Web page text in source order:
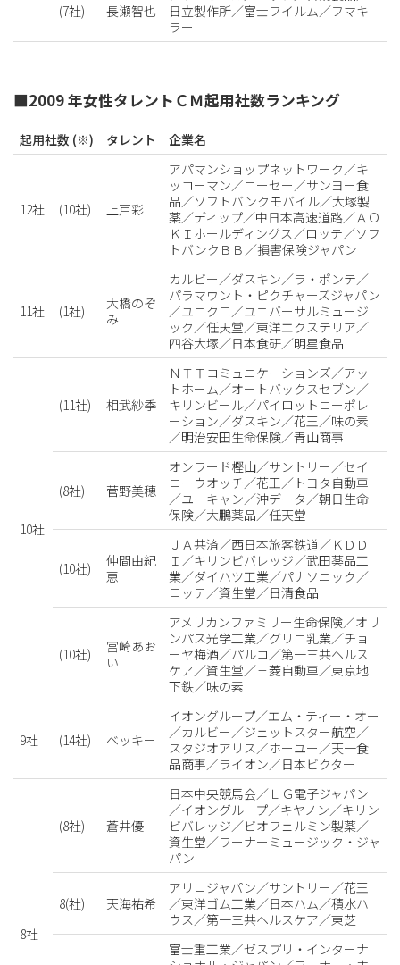
(7社) 長瀬智也
日立製作所／富士フイルム／フマキ
ラー
■2009 年女性タレントＣＭ起用社数ランキング
起用社数 (※) タレント 企業名
12社 (10社) 上戸彩
アパマンショップネットワーク／キ
ッコーマン／コーセー／サンヨー食
品／ソフトバンクモバイル／大塚製
薬／ディップ／中日本高速道路／ＡＯ
ＫＩホールディングス／ロッテ／ソフ
トバンクＢＢ／損害保険ジャパン
11社 (1社)
大橋のぞ
み
カルビー／ダスキン／ラ・ポンテ／
パラマウント・ピクチャーズジャパン
／ユニクロ／ユニバーサルミュージ
ック／任天堂／東洋エクステリア／
四谷大塚／日本食研／明星食品
10社
(11社) 相武紗季
ＮＴＴコミュニケーションズ／アッ
トホーム／オートバックスセブン／
キリンビール／パイロットコーポレ
ーション／ダスキン／花王／味の素
／明治安田生命保険／青山商事
(8社) 菅野美穂
オンワード樫山／サントリー／セイ
コーウオッチ／花王／トヨタ自動車
／ユーキャン／沖データ／朝日生命
保険／大鵬薬品／任天堂
(10社)
仲間由紀
恵
ＪＡ共済／西日本旅客鉄道／ＫＤＤ
Ｉ／キリンビバレッジ／武田薬品工
業／ダイハツ工業／パナソニック／
ロッテ／資生堂／日清食品
(10社)
宮崎あお
い
アメリカンファミリー生命保険／オリ
ンパス光学工業／グリコ乳業／チョ
ーヤ梅酒／パルコ／第一三共ヘルス
ケア／資生堂／三菱自動車／東京地
下鉄／味の素
9社 (14社) ベッキー
イオングループ／エム・ティー・オー
／カルビー／ジェットスター航空／
スタジオアリス／ホーユー／天一食
品商事／ライオン／日本ビクター
8社
(8社) 蒼井優
日本中央競馬会／ＬＧ電子ジャパン
／イオングループ／キヤノン／キリン
ビバレッジ／ビオフェルミン製薬／
資生堂／ワーナーミュージック・ジャ
パン
8(社) 天海祐希
アリコジャパン／サントリー／花王
／東洋ゴム工業／日本ハム／積水ハ
ウス／第一三共ヘルスケア／東芝
富士重工業／ゼスプリ・インターナ